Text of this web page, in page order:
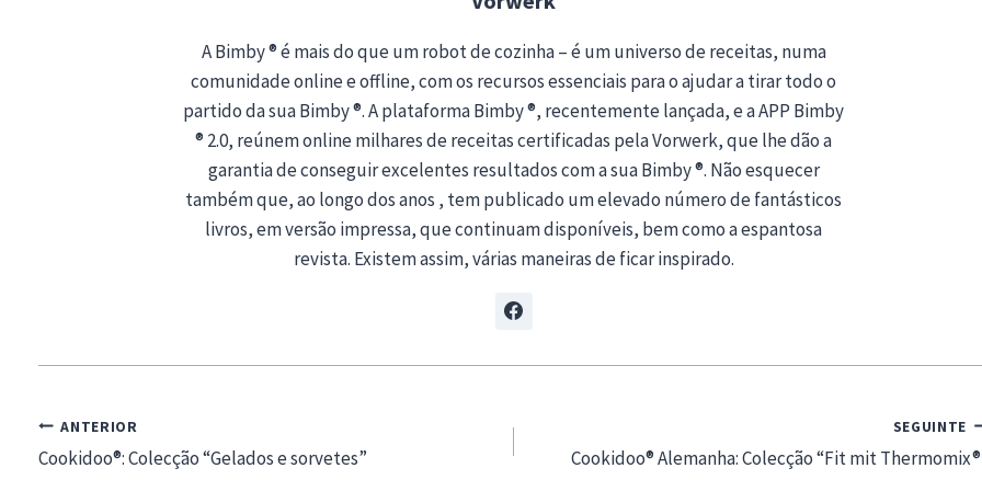
A Bimby ® é mais do que um robot de cozinha – é um universo de receitas, numa
comunidade online e offline, com os recursos essenciais para o ajudar a tirar todo o
partido da sua Bimby ®. A plataforma Bimby ®, recentemente lançada, e a APP Bimby
® 2.0, reúnem online milhares de receitas certificadas pela Vorwerk, que lhe dão a
garantia de conseguir excelentes resultados com a sua Bimby ®. Não esquecer
também que, ao longo dos anos , tem publicado um elevado número de fantásticos
livros, em versão impressa, que continuam disponíveis, bem como a espantosa
revista. Existem assim, várias maneiras de ficar inspirado.
Navegação
de
ANTERIOR
Cookidoo®: Colecção “Gelados e sorvetes”
SEGUINTE
Cookidoo® Alemanha: Colecção “Fit mit